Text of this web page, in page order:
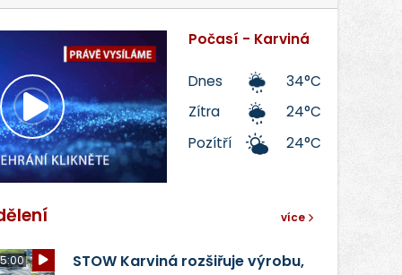
Přehrát
video
Počasí - Karviná
Dnes
34°C
Zítra
24°C
Pozítří
24°C
více
STOW Karviná rozšiřuje výrobu,